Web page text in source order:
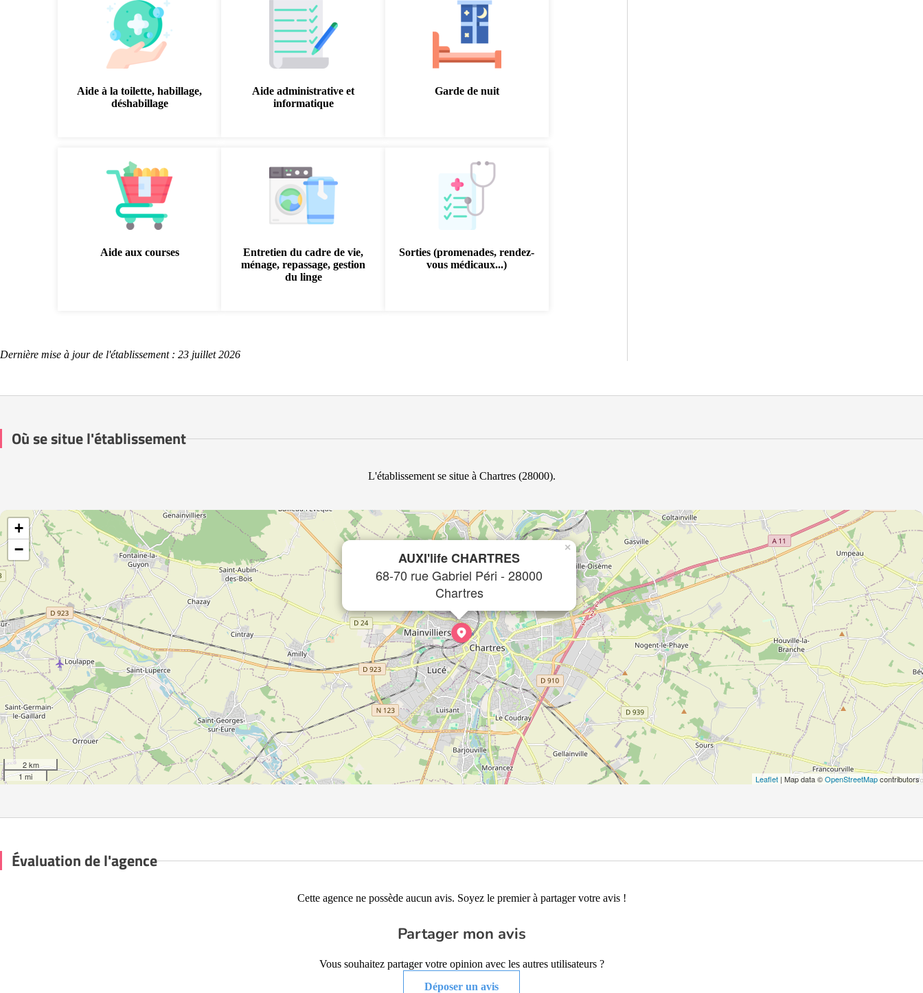
Aide à la toilette, habillage,
déshabillage
Aide administrative et
informatique
Garde de nuit
Aide aux courses
Entretien du cadre de vie,
ménage, repassage, gestion
du linge
Sorties (promenades, rendez-
vous médicaux...)
Dernière mise à jour de l'établissement : 23 juillet 2026
Où se situe l'établissement
L'établissement se situe à Chartres (28000).
AUXI'life CHARTRES
68-70 rue Gabriel Péri - 28000
Chartres
×
+
−
2 km
1 mi
Leaflet | Map data ©OpenStreetMapcontributors
Évaluation de l'agence
Cette agence ne possède aucun avis. Soyez le premier à partager votre avis !
Partager mon avis
Vous souhaitez partager votre opinion avec les autres utilisateurs ?
Déposer un avis